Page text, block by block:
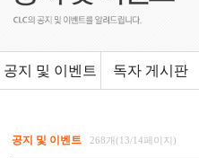
공지 및 이벤트 독자 게시판
공지 및 이벤트 268개(13/14페이지)